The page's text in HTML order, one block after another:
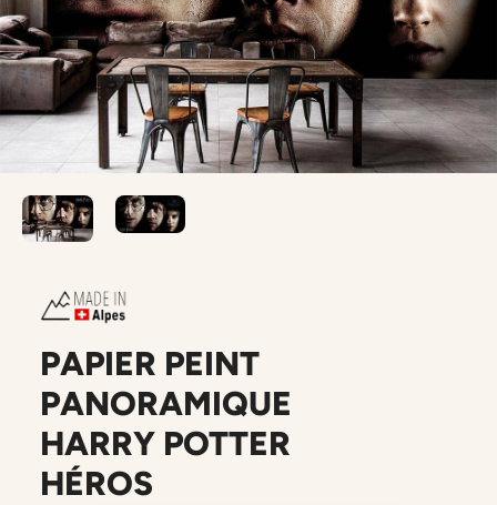
PAPIER PEINT
PANORAMIQUE
HARRY POTTER
HÉROS